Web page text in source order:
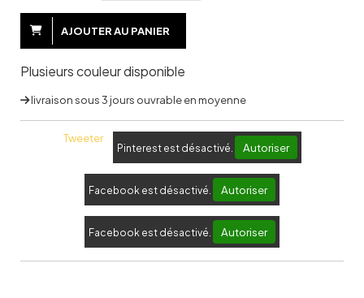
AJOUTER AU PANIER
Plusieurs couleur disponible
livraison sous 3 jours ouvrable en moyenne
Tweeter
Pinterest est désactivé. Autoriser
Facebook est désactivé. Autoriser
Facebook est désactivé. Autoriser